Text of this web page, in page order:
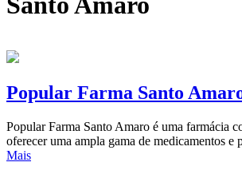
Popular Farma Santo
Popular Farma Santo Amaro é uma farmácia
oferecer uma ampla gama de medicamentos e
Mais